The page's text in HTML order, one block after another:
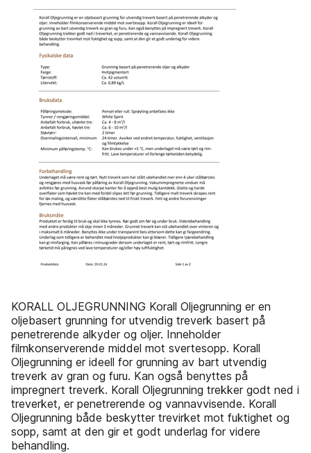
KORALL OLJEGRUNNING Korall Oljegrunning er en
oljebasert grunning for utvendig treverk basert på
penetrerende alkyder og oljer. Inneholder
filmkonserverende middel mot svertesopp. Korall
Oljegrunning er ideell for grunning av bart utvendig
treverk av gran og furu. Kan også benyttes på
impregnert treverk. Korall Oljegrunning trekker godt ned i
treverket, er penetrerende og vannavvisende. Korall
Oljegrunning både beskytter trevirket mot fuktighet og
sopp, samt at den gir et godt underlag for videre
behandling.